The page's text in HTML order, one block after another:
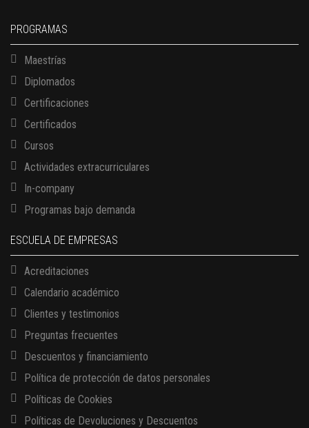
PROGRAMAS
Maestrías
Diplomados
Certificaciones
Certificados
Cursos
Actividades extracurriculares
In-company
Programas bajo demanda
ESCUELA DE EMPRESAS
Acreditaciones
Calendario académico
Clientes y testimonios
Preguntas frecuentes
Descuentos y financiamiento
Política de protección de datos personales
Políticas de Cookies
Políticas de Devoluciones y Descuentos
13 AGOSTO, 2026